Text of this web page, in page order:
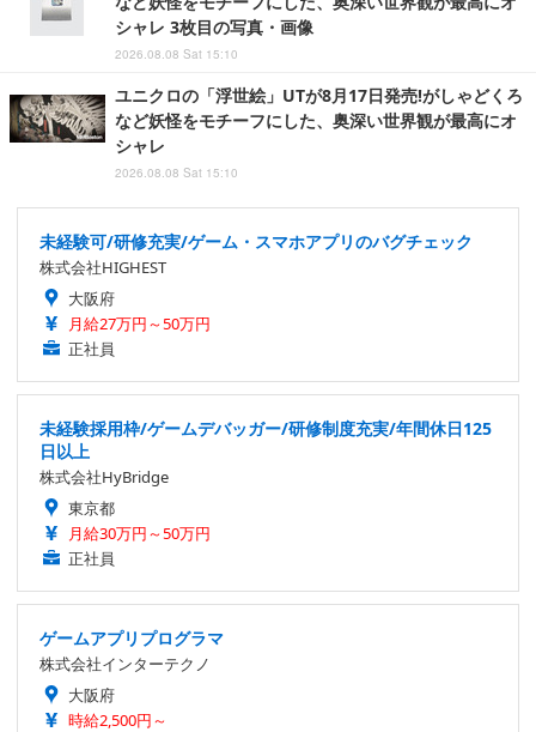
シャレ 3枚目の写真・画像
2026.08.08 Sat 15:10
ユニクロの「浮世絵」UTが8月17日発売!がしゃどくろ
など妖怪をモチーフにした、奥深い世界観が最高にオ
シャレ
2026.08.08 Sat 15:10
未経験可/研修充実/ゲーム・スマホアプリのバグチェック
株式会社HIGHEST
大阪府
月給27万円～50万円
正社員
未経験採用枠/ゲームデバッガー/研修制度充実/年間休日125
日以上
株式会社HyBridge
東京都
月給30万円～50万円
正社員
ゲームアプリプログラマ
株式会社インターテクノ
大阪府
時給2,500円～